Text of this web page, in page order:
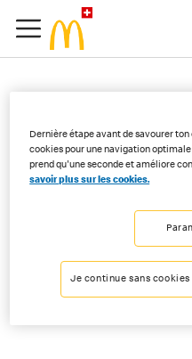
Comment
paiement
compte ». Nous ne permettons
renseignements relatifs aux
Dernière étape avant de savourer
cookies pour une navigation
prend qu'une seconde et améliore
savoir plus sur les cookies.
Je continue sans cookies